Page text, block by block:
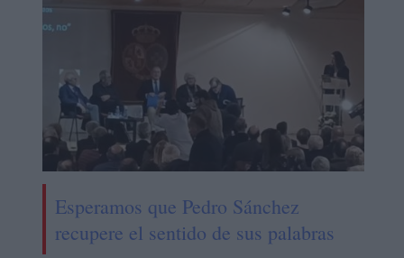
Esperamos que Pedro Sánchez
recupere el sentido de sus palabras